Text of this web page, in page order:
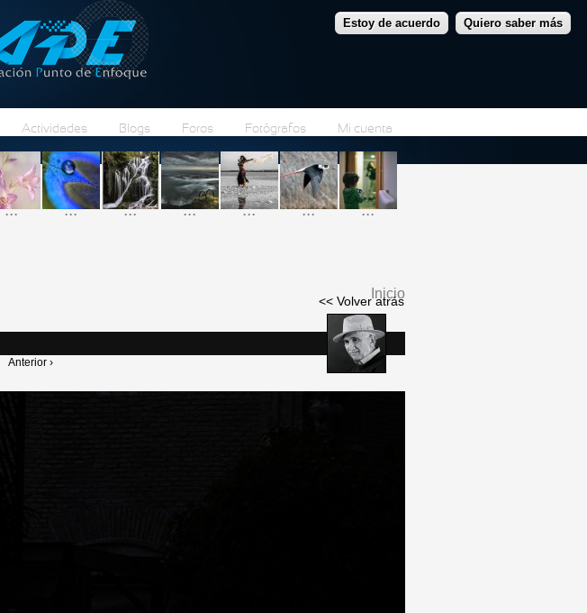
Estoy de acuerdo Quiero saber más
principal
Actividades Blogs Foros Fotógrafos Mi cuenta
... ... ... ... ... ... ...
Se encuentra usted
aquí
Inicio
<< Volver atrás
Anterior ›